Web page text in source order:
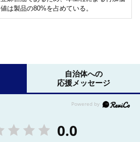
値は製品の80%を占めている。
自治体への
応援メッセージ
0.0